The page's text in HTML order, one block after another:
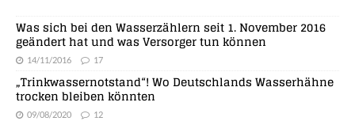
Was sich bei den Wasserzählern seit 1. November 2016
geändert hat und was Versorger tun können
14/11/2016 17
„Trinkwassernotstand“! Wo Deutschlands Wasserhähne
trocken bleiben könnten
09/08/2020 12